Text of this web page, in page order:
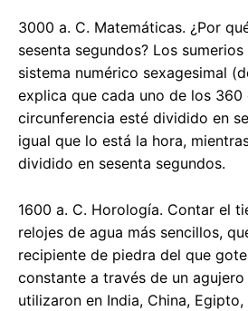
3000 a. C. Matemáticas. ¿Por
sesenta segundos? Los
sistema numérico sexagesimal
explica que cada uno de los 360
circunferencia esté dividido en
igual que lo está la hora,
dividido en sesenta segundos.
1600 a. C. Horología. Contar el
relojes de agua más sencillos,
recipiente de piedra del que
constante a través de un
utilizaron en India, China,